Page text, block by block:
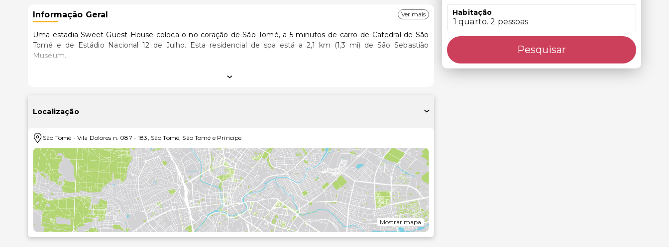
Informação Geral Ver mais
Uma estadia Sweet Guest House coloca-o no coração de São Tomé, a 5 minutos de carro de Catedral de São
Tomé e de Estádio Nacional 12 de Julho. Esta residencial de spa está a 2,1 km (1,3 mi) de São Sebastião
Museum.
Sinta-se em casa num dos 15 quartos com ar condicionado, um frigorífico e um micro-ondas. Prepare as suas
Mime-se com uma ida ao spa e desfrute de massagens. Entre as facilidades adicionais contam-se Wi-fi grátis,
chegar à praia em menos de nada.
Aproveite ainda para conviver na receção grátis, organizada diariamente. A casa de hóspedes serve pequenos-
almoços de cozinha local diariamente entre as 7:30 e as 10:00 mediante uma sobretaxa.
As principais comodidades incluem armazenamento de bagagem, uma lavandaria e uma biblioteca. A casa de
hóspedes conta com transporte de/para o aeroporto (disponível 24 horas) mediante uma sobretaxa e há
estacionamento grátis no local.
As distâncias são apresentadas à 0,1 milha e ao quilómetro mais próximo.
Localização
São Tomé - Vila Dolores n. 087 -183, São Tomé, São Tomé e Príncipe
Mostrar mapa
Habitação
1 quarto. 2 pessoas
Pesquisar